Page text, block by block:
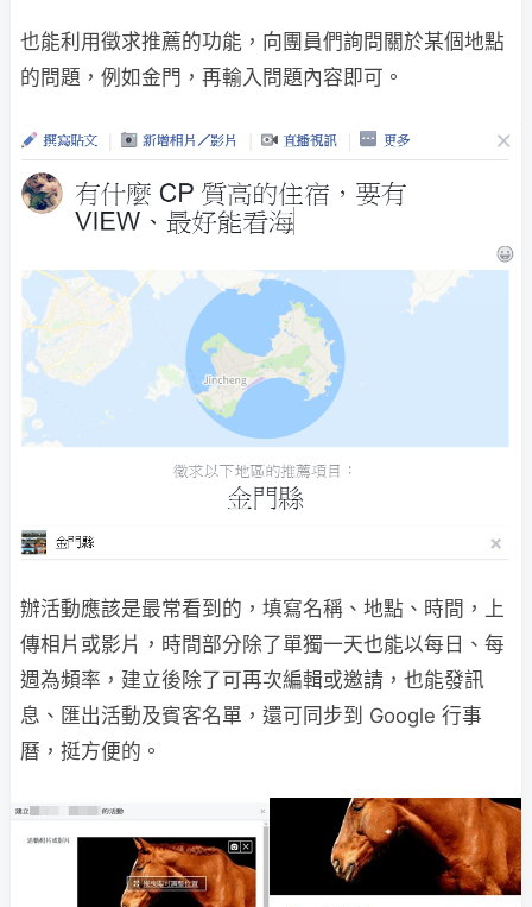
也能利用徵求推薦的功能，向團員們詢問關於某個地點
的問題，例如金門，再輸入問題內容即可。
辦活動應該是最常看到的，填寫名稱、地點、時間，上
傳相片或影片，時間部分除了單獨一天也能以每日、每
週為頻率，建立後除了可再次編輯或邀請，也能發訊
息、匯出活動及賓客名單，還可同步到 Google 行事
曆，挺方便的。